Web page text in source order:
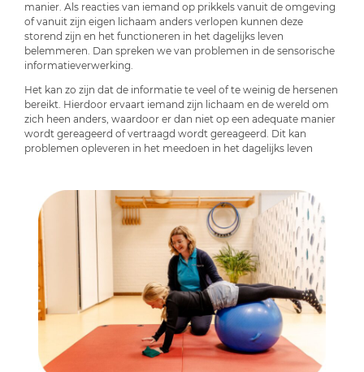
manier. Als reacties van iemand op prikkels vanuit de omgeving
of vanuit zijn eigen lichaam anders verlopen kunnen deze
storend zijn en het functioneren in het dagelijks leven
belemmeren. Dan spreken we van problemen in de sensorische
informatieverwerking.
Het kan zo zijn dat de informatie te veel of te weinig de hersenen
bereikt. Hierdoor ervaart iemand zijn lichaam en de wereld om
zich heen anders, waardoor er dan niet op een adequate manier
wordt gereageerd of vertraagd wordt gereageerd. Dit kan
problemen opleveren in het meedoen in het dagelijks leven